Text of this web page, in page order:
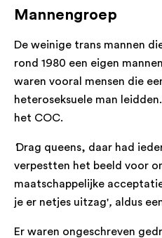
Mannengroep
De weinige trans mannen
rond 1980 een eigen
waren vooral mensen die
heteroseksuele man
het COC.
‘Drag queens, daar had
verpestten het beeld voor
maatschappelijke
je er netjes uitzag', aldus
Er waren ongeschreven